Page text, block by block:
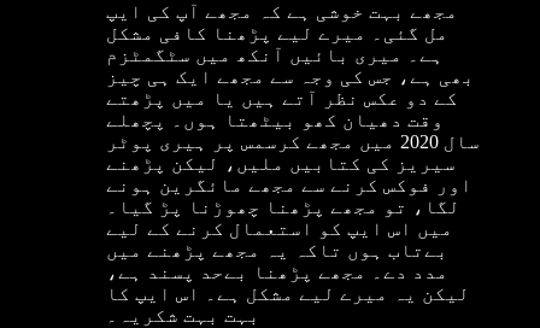
مجھے بہت خوشی ہے کہ مجھے آپ کی ایپ
مل گئی۔ میرے لیے پڑھنا کافی مشکل
ہے۔ میری بائیں آنکھ میں سٹگمٹزم
بھی ہے، جس کی وجہ سے مجھے ایک ہی چیز
کے دو عکس نظر آتے ہیں یا میں پڑھتے
وقت دھیان کھو بیٹھتا ہوں۔ پچھلے
سال 2020 میں مجھے کرسمس پر ہیری پوٹر
سیریز کی کتابیں ملیں، لیکن پڑھنے
اور فوکس کرنے سے مجھے مائگرین ہونے
لگا، تو مجھے پڑھنا چھوڑنا پڑ گیا۔
میں اس ایپ کو استعمال کرنے کے لیے
بےتاب ہوں تاکہ یہ مجھے پڑھنے میں
مدد دے۔ مجھے پڑھنا بےحد پسند ہے،
لیکن یہ میرے لیے مشکل ہے۔ اس ایپ کا
بہت بہت شکریہ۔